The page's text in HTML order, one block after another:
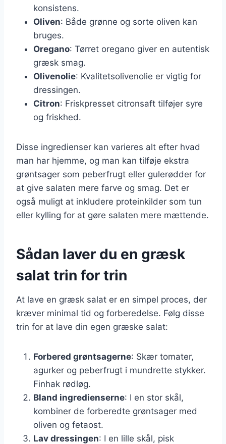
konsistens.
Oliven: Både grønne og sorte oliven kan
bruges.
Oregano: Tørret oregano giver en autentisk
græsk smag.
Olivenolie: Kvalitetsolivenolie er vigtig for
dressingen.
Citron: Friskpresset citronsaft tilføjer syre
og friskhed.
Disse ingredienser kan varieres alt efter hvad
man har hjemme, og man kan tilføje ekstra
grøntsager som peberfrugt eller gulerødder for
at give salaten mere farve og smag. Det er
også muligt at inkludere proteinkilder som tun
eller kylling for at gøre salaten mere mættende.
Sådan laver du en græsk
salat trin for trin
At lave en græsk salat er en simpel proces, der
kræver minimal tid og forberedelse. Følg disse
trin for at lave din egen græske salat:
Forbered grøntsagerne: Skær tomater,
agurker og peberfrugt i mundrette stykker.
Finhak rødløg.
Bland ingredienserne: I en stor skål,
kombiner de forberedte grøntsager med
oliven og fetaost.
Lav dressingen: I en lille skål, pisk